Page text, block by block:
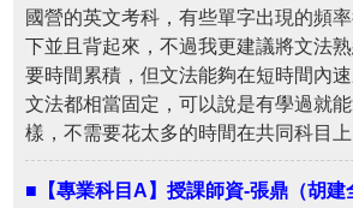
國營的英文考科，有些單字出現的頻
下並且背起來，不過我更建議將文法
要時間累積，但文法能夠在短時間內
文法都相當固定，可以說是有學過就
樣，不需要花太多的時間在共同科目上
■【專業科目A】授課師資-張鼎（胡建